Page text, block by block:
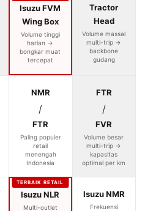
Isuzu FVM
Wing Box
Volume tinggi
harian →
bongkar muat
tercepat
Tractor
Head
Volume massal
multi-trip →
backbone
gudang
NMR
/
FTR
Paling populer
retail
menengah
Indonesia
FTR
/
FVR
Volume besar
multi-trip →
kapasitas
optimal per km
TERBAIK RETAIL
Isuzu NLR
Multi-outlet
Isuzu NMR
Frekuensi